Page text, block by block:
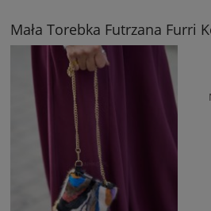
Mała Torebka Futrzana Furri